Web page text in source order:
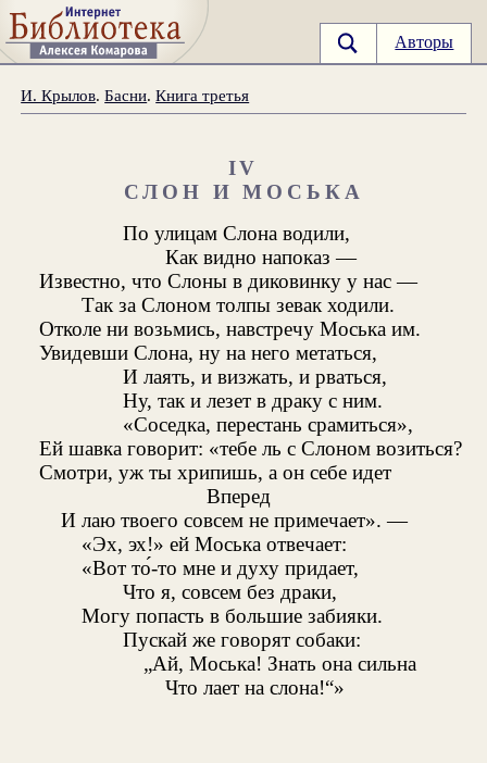
Авторы
И. Крылов.Басни.Книга третья
IV
СЛОН И МОСЬКА
По улицам Слона водили,
Как видно напоказ —
Известно, что Слоны в диковинку у нас —
Так за Слоном толпы зевак ходили.
Отколе ни возьмись, навстречу Моська им.
Увидевши Слона, ну на него метаться,
И лаять, и визжать, и рваться,
Ну, так и лезет в драку с ним.
«Соседка, перестань срамиться»,
Ей шавка говорит: «тебе ль с Слоном возиться?
Смотри, уж ты хрипишь, а он себе идет
Вперед
И лаю твоего совсем не примечает». —
«Эх, эх!» ей Моська отвечает:
«Вот то́-то мне и духу придает,
Что я, совсем без драки,
Могу попасть в большие забияки.
Пускай же говорят собаки:
„Ай, Моська! Знать она сильна
Что лает на слона!“»